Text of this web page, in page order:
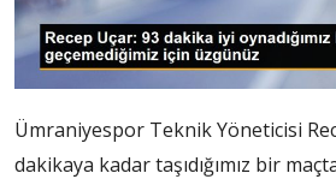
Ümraniyespor Teknik Yöneticisi
dakikaya kadar taşıdığımız bir